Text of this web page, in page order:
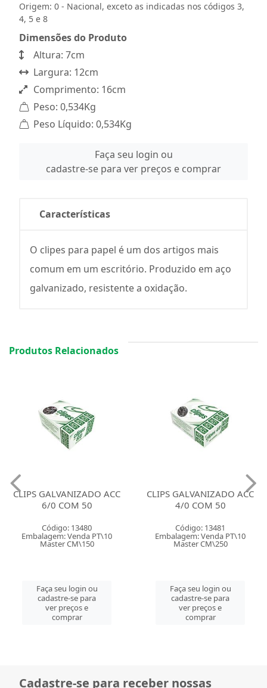
Origem: 0 - Nacional, exceto as indicadas nos códigos 3,
4, 5 e 8
Dimensões do Produto
Altura: 7cm
Largura: 12cm
Comprimento: 16cm
Peso: 0,534Kg
Peso Líquido: 0,534Kg
Faça seu login ou
cadastre-se para ver preços e comprar
Características
O clipes para papel é um dos artigos mais
comum em um escritório. Produzido em aço
galvanizado, resistente a oxidação.
Produtos Relacionados
CLIPS GALVANIZADO ACC
6/0 COM 50
Código: 13480
Embalagem: Venda PT\10
Master CM\150
Faça seu login ou
cadastre-se para
ver preços e
comprar
CLIPS GALVANIZADO ACC
4/0 COM 50
Código: 13481
Embalagem: Venda PT\10
Master CM\250
Faça seu login ou
cadastre-se para
ver preços e
comprar
Cadastre-se para receber nossas